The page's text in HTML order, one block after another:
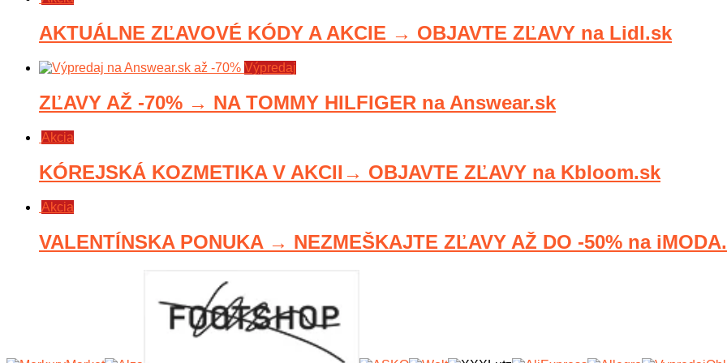
AKTUÁLNE ZĽAVOVÉ KÓDY A AKCIE → OBJAVTE ZĽAVY na Lidl.sk
Výpredaj
ZĽAVY AŽ -70% → NA TOMMY HILFIGER na Answear.sk
Akcia
KÓREJSKÁ KOZMETIKA V AKCII→ OBJAVTE ZĽAVY na Kbloom.sk
Akcia
VALENTÍNSKA PONUKA → NEZMEŠKAJTE ZĽAVY AŽ DO -50% na